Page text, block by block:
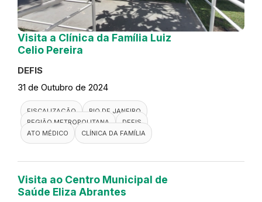
Visita a Clínica da Família Luiz
Celio Pereira
DEFIS
31 de Outubro de 2024
FISCALIZAÇÃO
RIO DE JANEIRO
REGIÃO METROPOLITANA
DEFIS
ATO MÉDICO
CLÍNICA DA FAMÍLIA
Visita ao Centro Municipal de
Saúde Eliza Abrantes